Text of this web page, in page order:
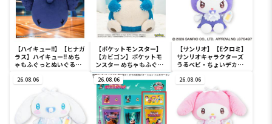
【ハイキュー!!】【ヒナガ
ラス】ハイキュー!! めち
ゃもふぐっとぬいぐるみ
【ポケットモンスター】
【カビゴン】ポケットモ
ンスター めちゃもふぐっ
と ほっこりいやされぬい
ぐるみ～カビゴン～
【サンリオ】【Eクロミ】
サンリオキャラクターズ
うるベビ・ちょいデカド
26.08.06 26.08.06 26.08.06